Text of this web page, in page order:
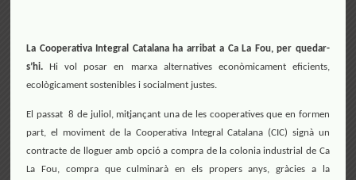
La Cooperativa Integral Catalana ha arribat a Ca La Fou, per quedar-
s’hi. Hi vol posar en marxa alternatives econòmicament eficients,
ecològicament sostenibles i socialment justes.
El passat 8 de juliol, mitjançant una de les cooperatives que en formen
part, el moviment de la Cooperativa Integral Catalana (CIC) signà un
contracte de lloguer amb opció a compra de la colonia industrial de Ca
La Fou, compra que culminarà en els propers anys, gràcies a la